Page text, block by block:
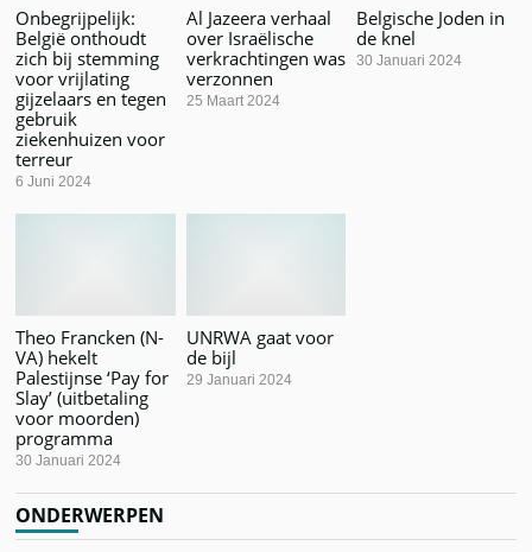
Onbegrijpelijk:
België onthoudt
zich bij stemming
voor vrijlating
gijzelaars en tegen
gebruik
ziekenhuizen voor
terreur
6 Juni 2024
Al Jazeera verhaal
over Israëlische
verkrachtingen was
verzonnen
25 Maart 2024
Belgische Joden in
de knel
30 Januari 2024
Theo Francken (N-
VA) hekelt
Palestijnse ‘Pay for
Slay’ (uitbetaling
voor moorden)
programma
30 Januari 2024
UNRWA gaat voor
de bijl
29 Januari 2024
ONDERWERPEN